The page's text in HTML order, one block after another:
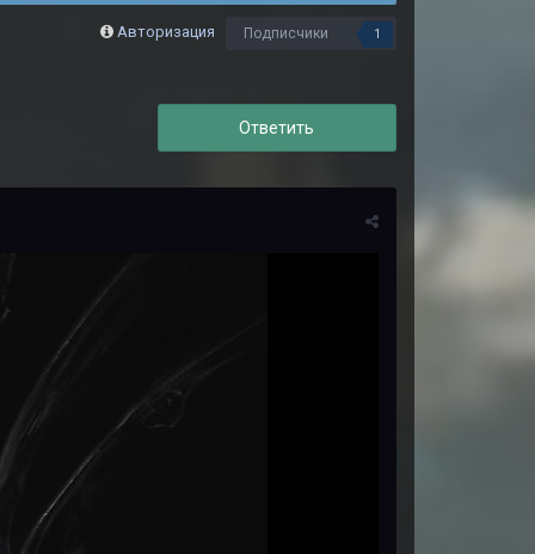
Авторизация Подписчики 1
Ответить